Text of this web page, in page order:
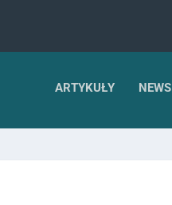
ARTYKUŁY NEWS